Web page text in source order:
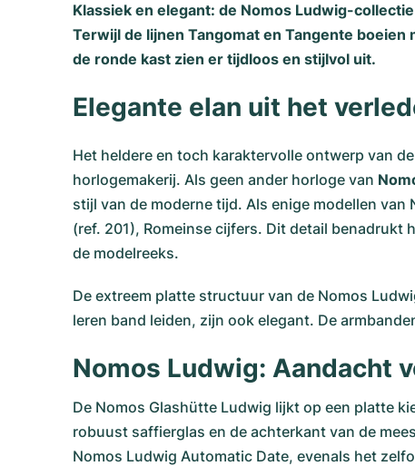
Klassiek en elegant: de Nomos Ludwig-
Terwijl de lijnen Tangomat en Tangente
de ronde kast zien er tijdloos en stijlvol uit.
Elegante elan uit het
Het heldere en toch karaktervolle ontwerp van
horlogemakerij. Als geen ander horloge van
stijl van de moderne tijd. Als enige modellen
(ref. 201), Romeinse cijfers. Dit detail
de modelreeks.
De extreem platte structuur van de Nomos
leren band leiden, zijn ook elegant. De
Nomos Ludwig: Aandacht
De Nomos Glashütte Ludwig lijkt op een platte
robuust saffierglas en de achterkant van de
Nomos Ludwig Automatic Date, evenals het